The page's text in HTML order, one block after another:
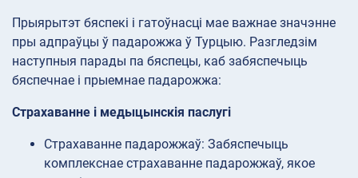
Прыярытэт бяспекі і гатоўнасці мае важнае значэнне
пры адпраўцы ў падарожжа ў Турцыю. Разгледзім
наступныя парады па бяспецы, каб забяспечыць
бяспечнае і прыемнае падарожжа:
Страхаванне і медыцынскія паслугі
Страхаванне падарожжаў: Забяспечыць
комплекснае страхаванне падарожжаў, якое